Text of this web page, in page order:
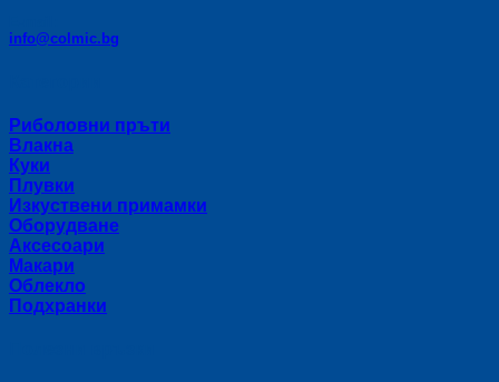
info@colmic.bg
Риболовни пръти
Влакна
Куки
Плувки
Изкуствени примамки
Оборудване
Аксесоари
Макари
Облекло
Подхранки